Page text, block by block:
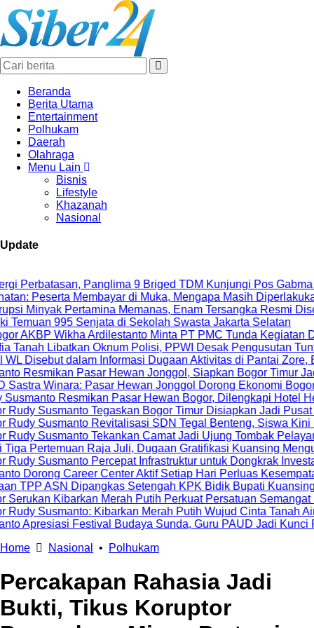
Beranda
Berita Utama
Entertainment
Polhukam
Daerah
Olahraga
Menu Lain
Bisnis
Lifestyle
Khazanah
Nasional
Update
Panglima 9 Briged TDM Kunjungi Pos Gabma Temajuk dan
di Muka, Mengapa Masih Diperlakukan Berbeda?
Memanas, Enam Tersangka Resmi Diseret ke Meja
di Sekolah Swasta Jakarta Selatan
Ardilestanto Minta PT PMC Tunda Kegiatan Demi Cegah
Oknum Polisi, PPWI Desak Pengusutan Tuntas Kasus
Informasi Dugaan Aktivitas di Pantai Zore, Bea Cukai
Hewan Jonggol, Siapkan Bogor Timur Jadi Pusat
Pasar Hewan Jonggol Dorong Ekonomi Bogor Timur
Pasar Hewan Bogor, Dilengkapi Hotel Hewan dan
Tegaskan Bogor Timur Disiapkan Jadi Pusat Pertumbuhan
Revitalisasi SDN Tegal Benteng, Siswa Kini Belajar Lebih
Tekankan Camat Jadi Ujung Tombak Pelayanan Masyarakat
Raja Juli, Dugaan Gratifikasi Kuansing Menguat
Percepat Infrastruktur untuk Dongkrak Investasi
Center Aktif Setiap Hari Perluas Kesempatan Kerja
Setengah KPK Bidik Bupati Kuansing
Merah Putih Perkuat Persatuan Semangat Kemerdekaan
Kibarkan Merah Putih Wujud Cinta Tanah Air
Budaya Sunda, Guru PAUD Jadi Kunci Pendidikan
Home
Nasional • Polhukam
Percakapan Rahasia Jadi
Bukti, Tikus Koruptor